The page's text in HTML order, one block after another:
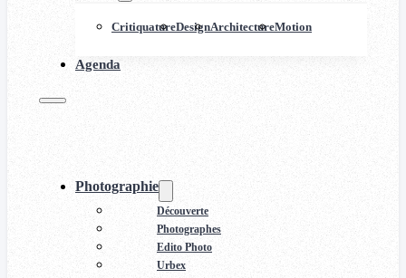
CritiquatureDesignArchitectureMotion
Agenda
Photographie
Découverte
Photographes
Edito Photo
Urbex